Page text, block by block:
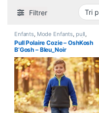
Filtrer
Enfants Mode Enfants pull
sweatshirt Vetements Enfants
Pull Polaire Cozie – OshKosh
B’Gosh – Bleu_Noir